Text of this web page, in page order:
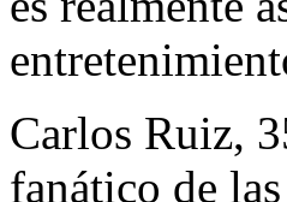
Carlos Ruiz,
fanático de